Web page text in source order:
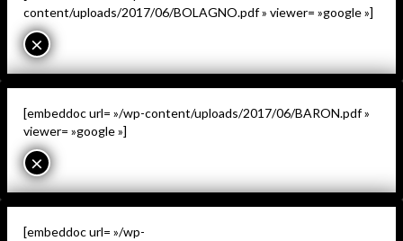
content/uploads/2017/06/BOLAGNO.pdf » viewer= »google »]
×
[embeddoc url= »/wp-content/uploads/2017/06/BARON.pdf »
viewer= »google »]
×
[embeddoc url= »/wp-